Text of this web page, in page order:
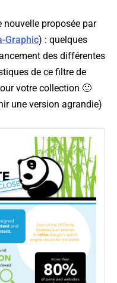
nouvelle proposée par
Graphic) : quelques
des différentes
de ce filtre de
votre collection 🙂
une version agrandie)